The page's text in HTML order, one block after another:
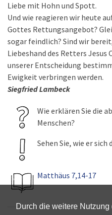
Durch die weitere Nutzung
Liebe mit Hohn und Spott.
Und wie reagieren wir heute
Gottes Rettungsangebot?
sogar feindlich? Sind wir
Liebeshand des Retters Jesus
unserer Entscheidung
Ewigkeit verbringen werden.
Siegfried Lambeck
Wie erklären Sie die
Menschen?
Sehen Sie, wie er
Matthäus 7,14-17